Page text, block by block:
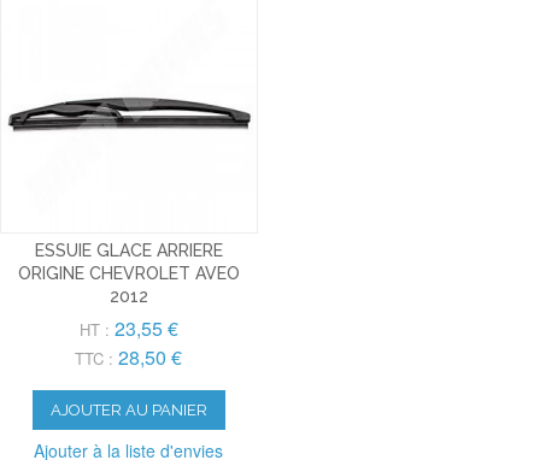
ESSUIE GLACE ARRIERE
ORIGINE CHEVROLET AVEO
2012
HT : 23,55 €
TTC : 28,50 €
AJOUTER AU PANIER
Ajouter à la liste d'envies